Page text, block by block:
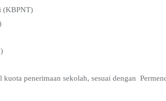
(KBPNT)
penerimaan sekolah, sesuai dengan